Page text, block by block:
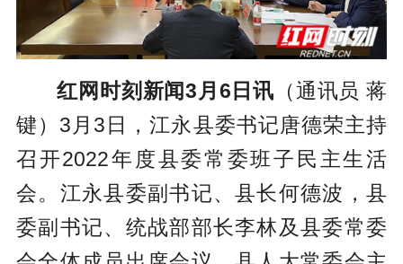
红网时刻新闻3月6日讯 （通讯员 蒋
键）3月3日，江永县委书记唐德荣主持
召开2022年度县委常委班子民主生活
会。江永县委副书记、县长何德波，县
委副书记、统战部部长李林及县委常委